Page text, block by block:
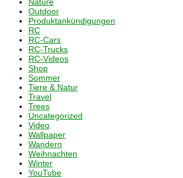
Outdoor
Produktankündigungen
RC
RC-Cars
RC-Trucks
RC-Videos
Shop
Sommer
Tiere & Natur
Travel
Trees
Uncategorized
Video
Wallpaper
Wandern
Weihnachten
Winter
YouTube